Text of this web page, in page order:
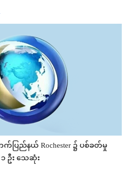
ြည်နယ် Rochester ၌ ပစ်ခတ်မှု
ဦး သေဆုံး